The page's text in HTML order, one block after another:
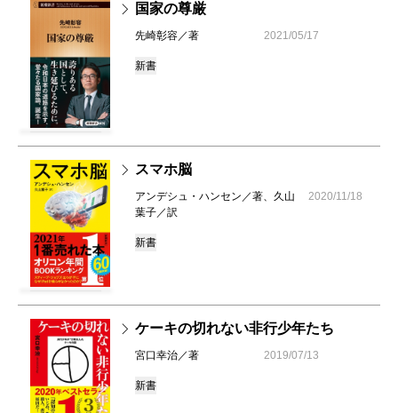
国家の尊厳
先崎彰容／著 2021/05/17
新書
スマホ脳
アンデシュ・ハンセン／著、久山
葉子／訳
2020/11/18
新書
ケーキの切れない非行少年たち
宮口幸治／著 2019/07/13
新書